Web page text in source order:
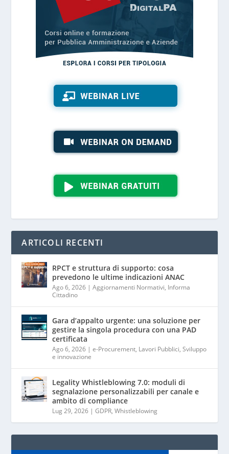
ARTICOLI RECENTI
RPCT e struttura di supporto: cosa
prevedono le ultime indicazioni ANAC
Ago 6, 2026 |Aggiornamenti Normativi, Informa
Cittadino
Gara d’appalto urgente: una soluzione per
gestire la singola procedura con una PAD
certificata
Ago 6, 2026 |e-Procurement, Lavori Pubblici,Sviluppo
e innovazione
Legality Whistleblowing 7.0: moduli di
segnalazione personalizzabili per canale e
ambito di compliance
Lug 29, 2026 |GDPR,Whistleblowing